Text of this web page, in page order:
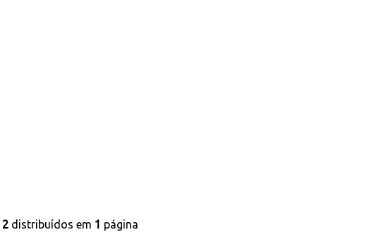
2distribuídos em 1 página